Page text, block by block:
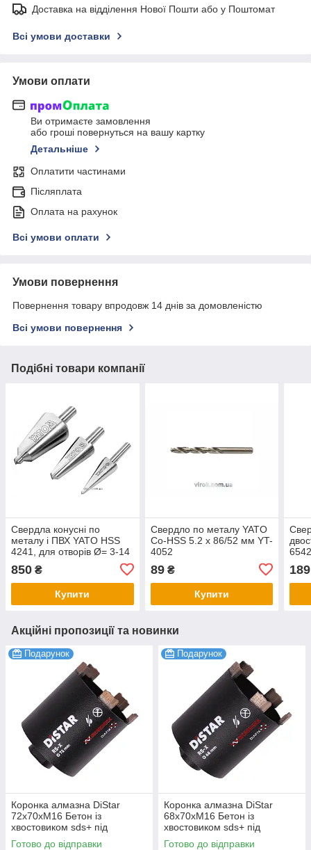
Доставка на відділення Нової Пошти або у Поштомат
Всі умови доставки
Умови оплати
Ви отримаєте замовлення
або гроші повернуться на вашу картку
Детальніше
Оплатити частинами
Післяплата
Оплата на рахунок
Всі умови оплати
Умови повернення
Повернення товару впродовж 14 днів за домовленістю
Всі умови повернення
Подібні товари компанії
Свердла конусні по
металу і ПВХ YATO HSS
4241, для отворів Ø= 3-14
мм, 8-20 мм, 16-30 мм; 3
шт YT-44730
850 ₴
Купити
Свердло по металу YATO
Co-HSS 5.2 х 86/52 мм YT-
4052
89₴
Купити
189
Акційні пропозиції та новинки
Подарунок
Коронка алмазна DiStar
72x70хМ16 Бетон із
хвостовиком sds+ під
свердло
Готово до відправки
Подарунок
Коронка алмазна DiStar
68x70хМ16 Бетон із
хвостовиком sds+ під
свердло
Готово до відправки